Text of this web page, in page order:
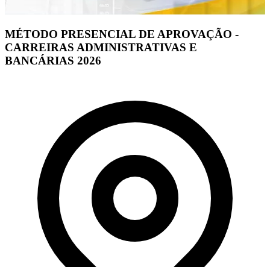
MÉTODO PRESENCIAL DE APROVAÇÃO -
CARREIRAS ADMINISTRATIVAS E
BANCÁRIAS 2026